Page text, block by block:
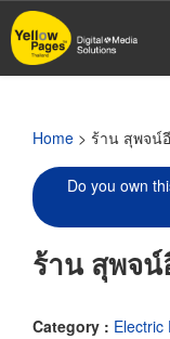
Skip
to
main
Home > ร้าน สุพจน์
Do you own
ร้าน สุพจ
Category : Electric